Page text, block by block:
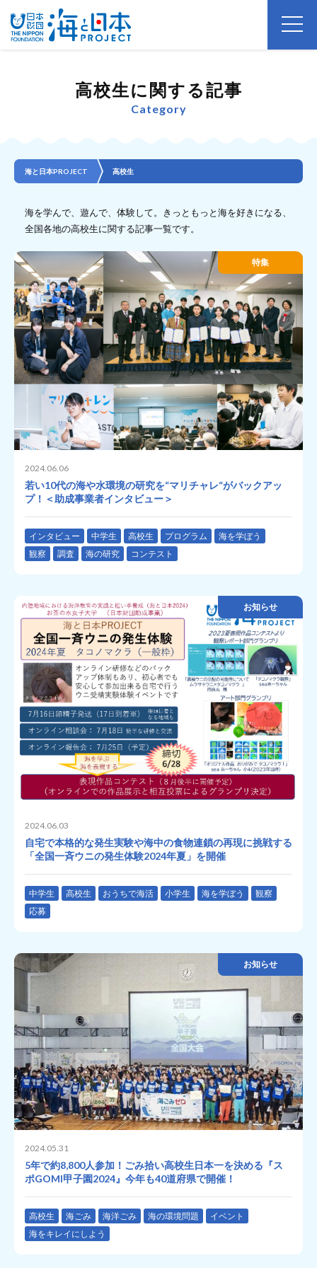
高校生に関する記事
Category
海と日本PROJECT 高校生
海を学んで、遊んで、体験して。きっともっと海を好きになる、
全国各地の高校生に関する記事一覧です。
特集
2024.06.06
若い10代の海や水環境の研究を“マリチャレ“がバックアッ
プ！＜助成事業者インタビュー＞
インタビュー 中学生 高校生 プログラム
海を学ぼう
観察
調査 海の研究 コンテスト
お知らせ
2024.06.03
自宅で本格的な発生実験や海中の食物連鎖の再現に挑戦する
「全国一斉ウニの発生体験2024年夏」を開催
中学生 高校生 おうちで海活 小学生 海を学ぼう
観察
応募
お知らせ
2024.05.31
5年で約8,800人参加！ごみ拾い高校生日本一を決める『ス
ポGOMI甲子園2024』今年も40道府県で開催！
高校生 海ごみ 海洋ごみ 海の環境問題
イベント
海をキレイにしよう